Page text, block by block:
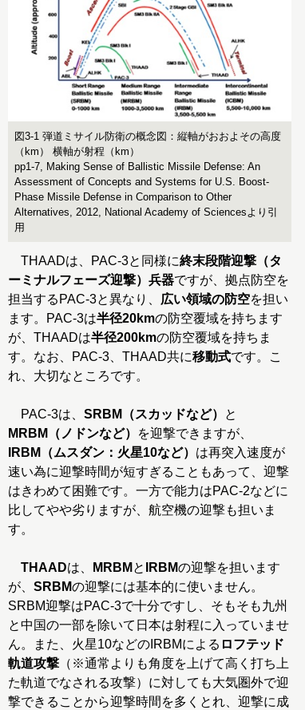
図3-1 弾道ミサイル防衛の概念図：縦軸がおおよその高度
（km） 横軸が射程（km）
pp1-7, Making Sense of Ballistic Missile Defense: An
Assessment of Concepts and Systems for U.S. Boost-
Phase Missile Defense in Comparison to Other
Alternatives, 2012, National Academy of Sciencesより引
用
THAADは、PAC-3と同様に終末段階迎撃（タ
ーミナルフェーズ迎撃）兵器ですが、拠点防空を
担当するPAC-3と異なり、 広い領域の防空を担い
ます。PAC-3は半径20kmの防空覆域を持ちます
が、THAADは半径200kmの防空覆域を持ちま
す。なお、PAC-3、THAAD共に移動式です。こ
れ、大切なところです。
PAC-3は、 SRBM（スカッドなど）
と
MRBM（ノドンなど）
を迎撃できますが、
IRBM（ムスダン：火星10など） は再突入速度が
速い為に迎撃時間が短すぎることもあって、迎撃
はきわめて困難です。一方で能力はPAC-2などに
比してやや劣りますが、航空機の迎撃も担いま
す。
THAADは、 MRBM と IRBMの迎撃を担います
が、 SRBMの迎撃には基本的に使いません。
SRBM迎撃はPAC-3で十分ですし、そもそも九州
と中国の一部を除いて日本は射程に入っていませ
ん。また、火星10などのIRBMによる ロフテッド
軌道攻撃 （※通常よりも角度を上げて高く打ち上
た軌道でなされる攻撃）に対しても大気圏外で迎
撃できることから迎撃時間を多くとれ、迎撃に成